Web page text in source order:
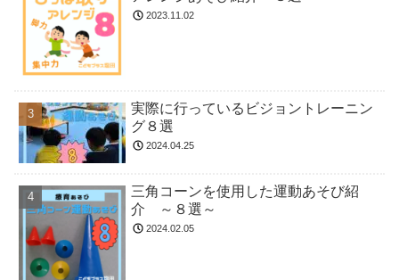
2023.11.02
実際に行っているビジョントレーニン
グ８選
2024.04.25
三角コーンを使用した運動あそび紹
介 ～８選～
2024.02.05